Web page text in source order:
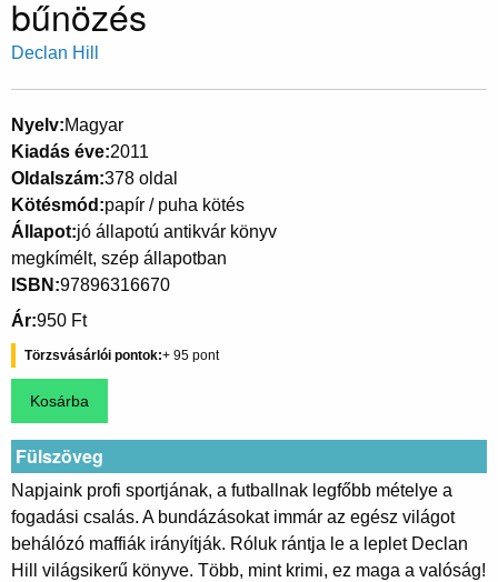
bűnözés
Declan Hill
Nyelv Magyar
Kiadás éve 2011
Oldalszám 378 oldal
Kötésmód papír / puha kötés
Állapot jó állapotú antikvár könyv
megkímélt, szép állapotban
ISBN 97896316670
Ár 950 Ft
Törzsvásárlói pontok 95
Fülszöveg
Napjaink profi sportjának, a futballnak legfőbb mételye a
fogadási csalás. A bundázásokat immár az egész világot
behálózó maffiák irányítják. Róluk rántja le a leplet Declan
Hill világsikerű könyve. Több, mint krimi, ez maga a valóság!